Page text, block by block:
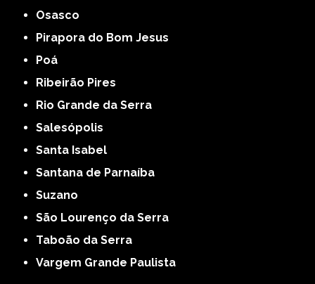
Osasco
Pirapora do Bom Jesus
Poá
Ribeirão Pires
Rio Grande da Serra
Salesópolis
Santa Isabel
Santana de Parnaíba
Suzano
São Lourenço da Serra
Taboão da Serra
Vargem Grande Paulista